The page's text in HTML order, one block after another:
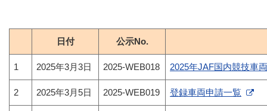
日付 公示No.
1 2025年3月3日 2025-WEB018 2025年JAF国内競技車
2 2025年3月5日 2025-WEB019 登録車両申請一覧